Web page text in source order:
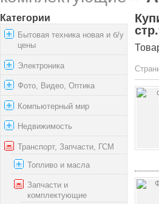
Категории
Бытовая техника новая и б/у
цены
Электроника
Фото, Видео, Оптика
Компьютерный мир
Недвижимость
Транспорт, Запчасти, ГСМ
Топливо и масла
Запчасти и
комплектующие